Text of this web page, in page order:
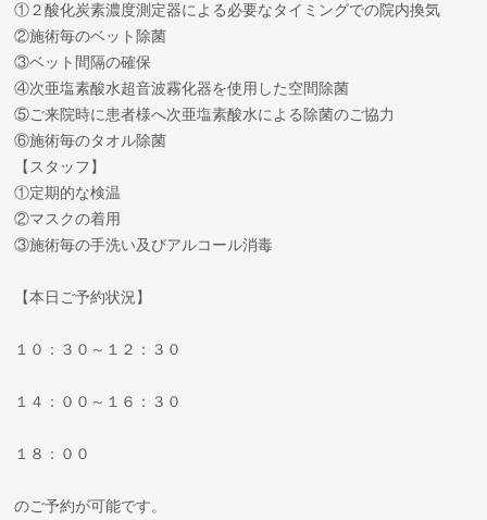
①２酸化炭素濃度測定器による必要なタイミングでの院内換気
②施術毎のベット除菌
③ベット間隔の確保
④次亜塩素酸水超音波霧化器を使用した空間除菌
⑤ご来院時に患者様へ次亜塩素酸水による除菌のご協力
⑥施術毎のタオル除菌
【スタッフ】
①定期的な検温
②マスクの着用
③施術毎の手洗い及びアルコール消毒
【本日ご予約状況】
１０：３０～１２：３０
１４：００～１６：３０
１８：００
のご予約が可能です。